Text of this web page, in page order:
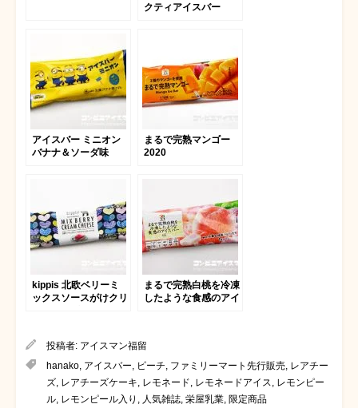
クティアイスバー
アイスバー ミニオン
バナナ＆ソーダ味
まるで完熟マンゴー
2020
kippis 北欧ベリーミ
ックスソースがけクリ
まるで完熟白桃を冷凍
したような食感のアイ
投稿者: アイスマン福留
hanako, アイスバー, ピーチ, ファミリーマート先行販売, レアチー
ズ, レアチーズケーキ, レモネード, レモネードアイス, レモンピー
ル, レモンピール入り , 人気雑誌, 栄屋乳業, 限定商品